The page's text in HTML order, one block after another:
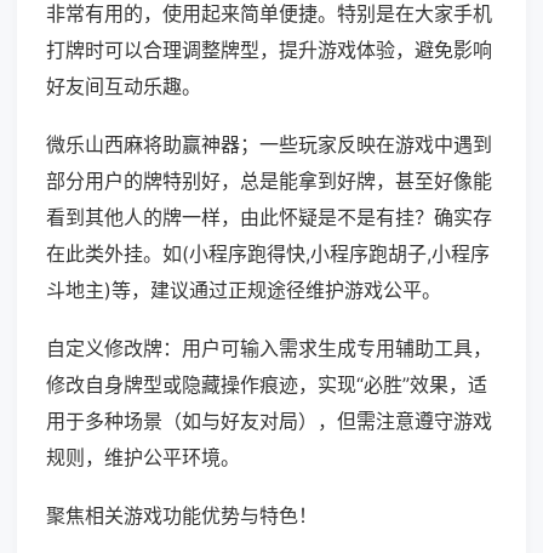
非常有用的，使用起来简单便捷。特别是在大家手机
打牌时可以合理调整牌型，提升游戏体验，避免影响
好友间互动乐趣。
微乐山西麻将助赢神器；一些玩家反映在游戏中遇到
部分用户的牌特别好，总是能拿到好牌，甚至好像能
看到其他人的牌一样，由此怀疑是不是有挂？确实存
在此类外挂。如(小程序跑得快,小程序跑胡子,小程序
斗地主)等，建议通过正规途径维护游戏公平。
自定义修改牌：用户可输入需求生成专用辅助工具，
修改自身牌型或隐藏操作痕迹，实现“必胜”效果，适
用于多种场景（如与好友对局），但需注意遵守游戏
规则，维护公平环境。
聚焦相关游戏功能优势与特色！